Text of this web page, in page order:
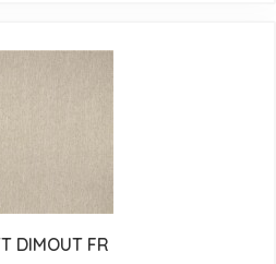
DIMOUT FR